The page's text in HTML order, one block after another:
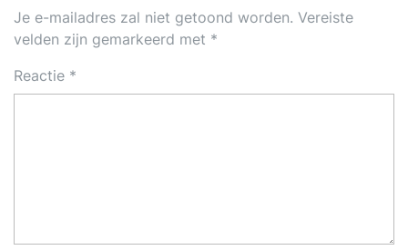
Je e-mailadres zal niet getoond worden. Vereiste
velden zijn gemarkeerd met *
Reactie *